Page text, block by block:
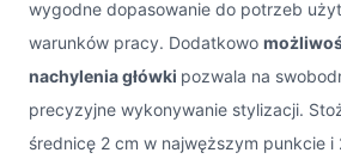
wygodne dopasowanie do potrzeb
warunków pracy. Dodatkowo
nachylenia główki pozwala na
precyzyjne wykonywanie stylizacji.
średnicę 2 cm w najwęższym punkcie